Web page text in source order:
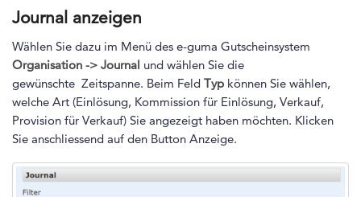
Journal anzeigen
Wählen Sie dazu im Menü des e-guma Gutscheinsystem
Organisation -> Journal und wählen Sie die
gewünschte Zeitspanne. Beim Feld Typ können Sie wählen,
welche Art (Einlösung, Kommission für Einlösung, Verkauf,
Provision für Verkauf) Sie angezeigt haben möchten. Klicken
Sie anschliessend auf den Button Anzeige.